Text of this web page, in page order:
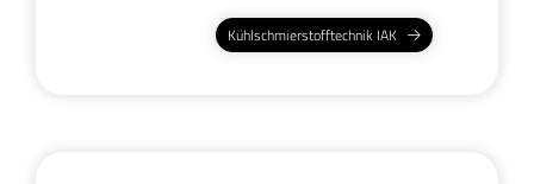
Kühlschmierstofftechnik IAK